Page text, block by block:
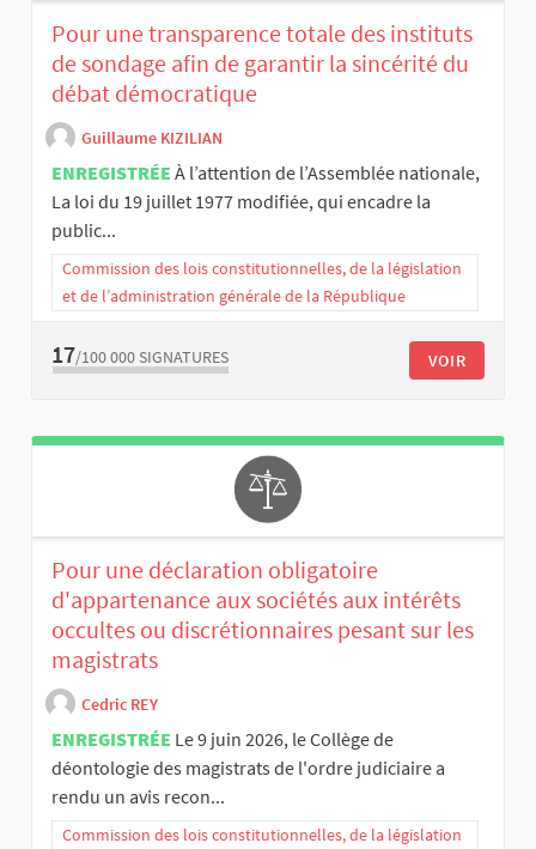
Pour une transparence totale des instituts
de sondage afin de garantir la sincérité du
débat démocratique
Guillaume KIZILIAN
ENREGISTRÉE À l’attention de l’Assemblée nationale,
La loi du 19 juillet 1977 modifiée, qui encadre la
public...
Commission des lois constitutionnelles, de la législation
et de l’administration générale de la République
17/100 000 SIGNATURES VOIR
Pour une déclaration obligatoire
d'appartenance aux sociétés aux intérêts
occultes ou discrétionnaires pesant sur les
magistrats
Cedric REY
ENREGISTRÉE Le 9 juin 2026, le Collège de
déontologie des magistrats de l'ordre judiciaire a
rendu un avis recon...
Commission des lois constitutionnelles, de la législation